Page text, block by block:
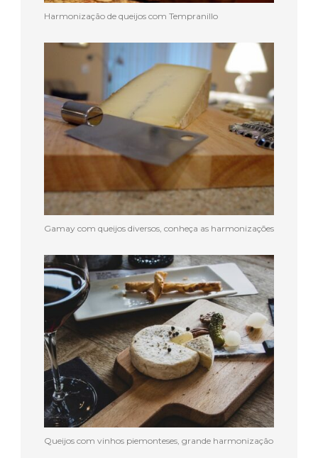
Harmonização de queijos com Tempranillo
Gamay com queijos diversos, conheça as harmonizações
Queijos com vinhos piemonteses, grande harmonização